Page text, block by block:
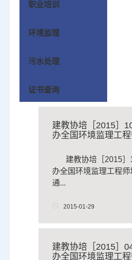
职业培训
环境监理
污水处理
证书查询
建教协培［2015］
办全国环境监理工
建教协培［2015
办全国环境监理工程师
通...
2015-01-29
建教协培［2015］
办全国环境监理工